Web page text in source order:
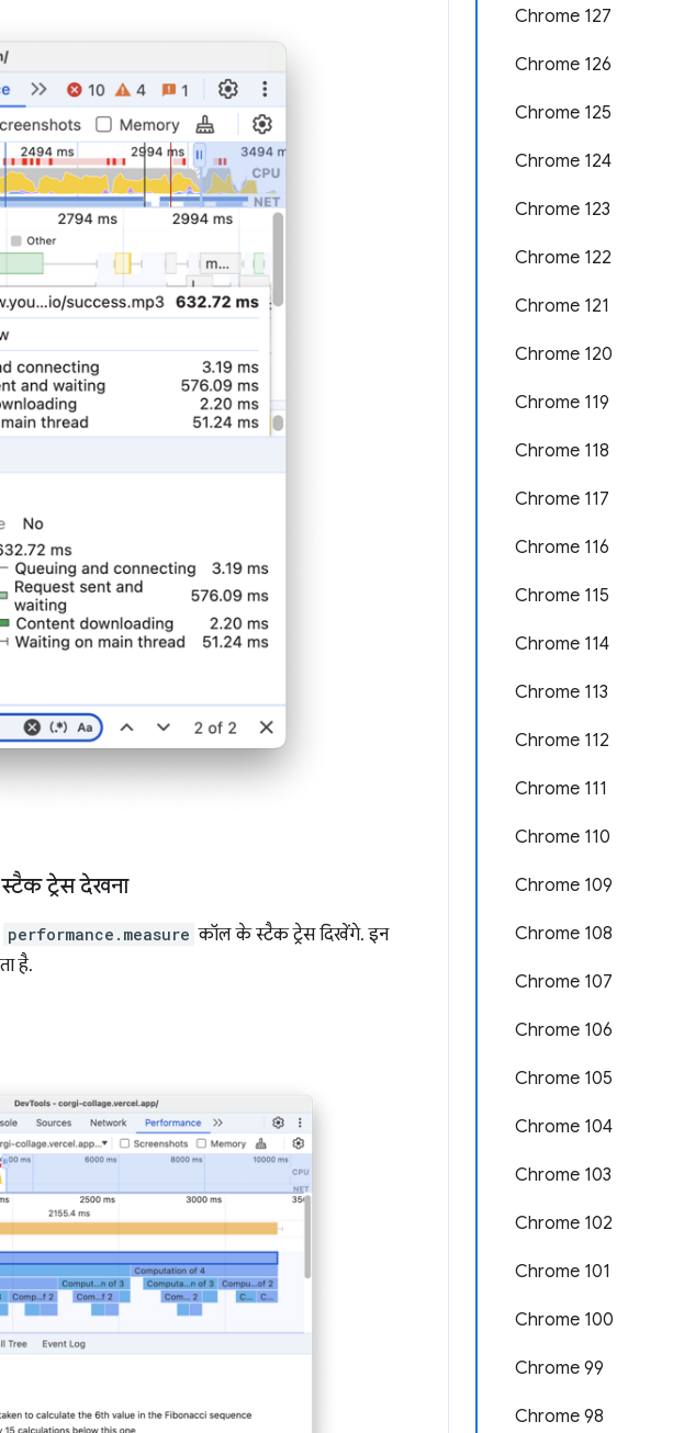
Chrome 127
Chrome 126
Chrome 125
Chrome 124
Chrome 123
Chrome 122
Chrome 121
Chrome 120
Chrome 119
Chrome 118
Chrome 117
Chrome 116
Chrome 115
Chrome 114
Chrome 113
Chrome 112
Chrome 111
Chrome 110
Chrome 109
Chrome 108
Chrome 107
Chrome 106
Chrome 105
Chrome 104
Chrome 103
Chrome 102
Chrome 101
Chrome 100
Chrome 99
Chrome 98
ट्रेस देखना
performance.measure कॉल के स्टैक ट्रेस दिखेंगे. इन
है.